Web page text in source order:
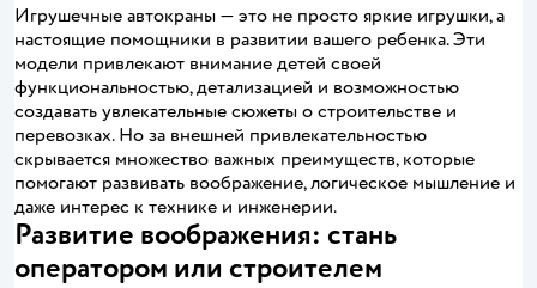
Игрушечные автокраны — это не просто яркие игрушки, а
настоящие помощники в развитии вашего ребенка. Эти
модели привлекают внимание детей своей
функциональностью, детализацией и возможностью
создавать увлекательные сюжеты о строительстве и
перевозках. Но за внешней привлекательностью
скрывается множество важных преимуществ, которые
помогают развивать воображение, логическое мышление и
даже интерес к технике и инженерии.
Развитие воображения: стань
оператором или строителем